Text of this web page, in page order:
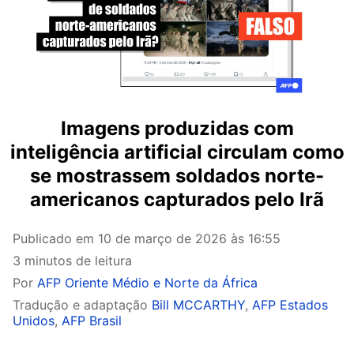
Imagens produzidas com
inteligência artificial circulam como
se mostrassem soldados norte-
americanos capturados pelo Irã
Publicado em 10 de março de 2026 às 16:55
3 minutos de leitura
Por AFP Oriente Médio e Norte da África
Tradução e adaptação Bill MCCARTHY, AFP Estados
Unidos, AFP Brasil